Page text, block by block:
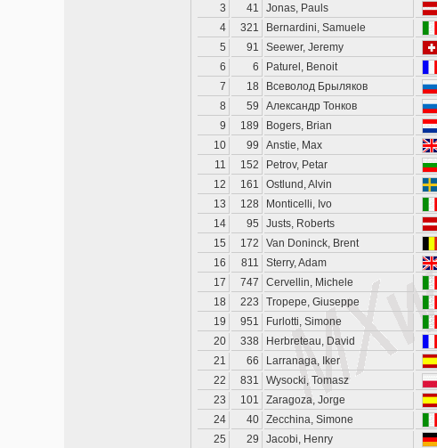
3
41 Jonas, Pauls
4
321 Bernardini, Samuele
5
91 Seewer, Jeremy
6
6 Paturel, Benoit
7
18 Всеволод Брыляков
8
59 Александр Тонков
9
189 Bogers, Brian
10
99 Anstie, Max
11
152 Petrov, Petar
12
161 Ostlund, Alvin
13
128 Monticelli, Ivo
14
95 Justs, Roberts
15
172 Van Doninck, Brent
16
811 Sterry, Adam
17
747 Cervellin, Michele
18
223 Tropepe, Giuseppe
19
951 Furlotti, Simone
20
338 Herbreteau, David
21
66 Larranaga, Iker
22
831 Wysocki, Tomasz
23
101 Zaragoza, Jorge
24
40 Zecchina, Simone
25
29 Jacobi, Henry